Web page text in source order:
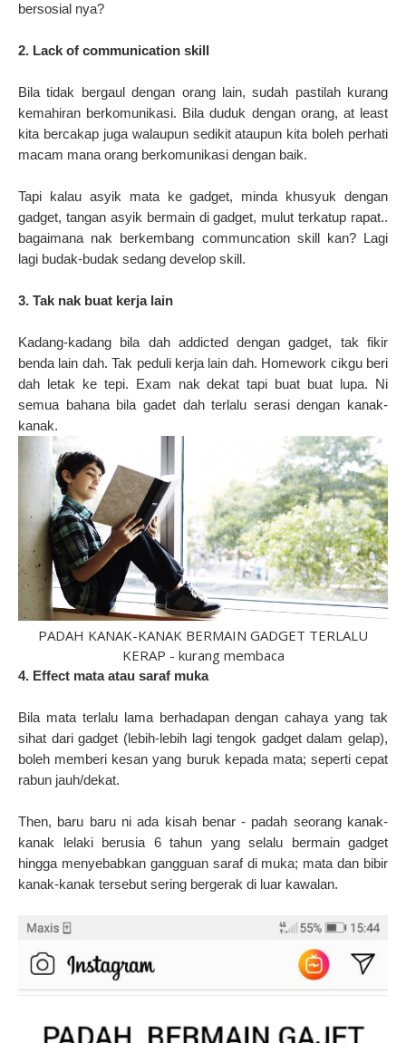
bersosial nya?
2. Lack of communication skill
Bila tidak bergaul dengan orang lain, sudah pastilah kurang
kemahiran berkomunikasi. Bila duduk dengan orang, at least
kita bercakap juga walaupun sedikit ataupun kita boleh perhati
macam mana orang berkomunikasi dengan baik.
Tapi kalau asyik mata ke gadget, minda khusyuk dengan
gadget, tangan asyik bermain di gadget, mulut terkatup rapat..
bagaimana nak berkembang communcation skill kan? Lagi
lagi budak-budak sedang develop skill.
3. Tak nak buat kerja lain
Kadang-kadang bila dah addicted dengan gadget, tak fikir
benda lain dah. Tak peduli kerja lain dah. Homework cikgu beri
dah letak ke tepi. Exam nak dekat tapi buat buat lupa. Ni
semua bahana bila gadet dah terlalu serasi dengan kanak-
kanak.
PADAH KANAK-KANAK BERMAIN GADGET TERLALU
KERAP - kurang membaca
4. Effect mata atau saraf muka
Bila mata terlalu lama berhadapan dengan cahaya yang tak
sihat dari gadget (lebih-lebih lagi tengok gadget dalam gelap),
boleh memberi kesan yang buruk kepada mata; seperti cepat
rabun jauh/dekat.
Then, baru baru ni ada kisah benar - padah seorang kanak-
kanak lelaki berusia 6 tahun yang selalu bermain gadget
hingga menyebabkan gangguan saraf di muka; mata dan bibir
kanak-kanak tersebut sering bergerak di luar kawalan.